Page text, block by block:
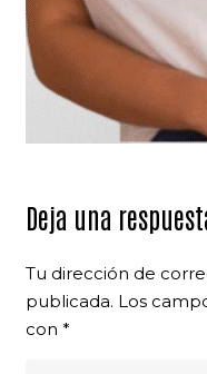
Deja una
Tu dirección de
publicada. Los
con *